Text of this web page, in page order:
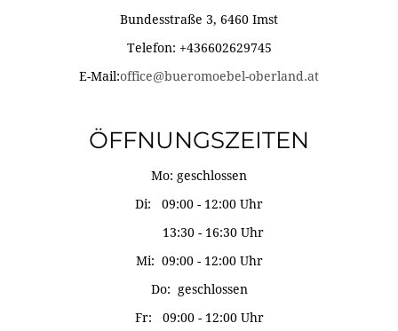
Bundesstraße 3, 6460 Imst
Telefon: +436602629745
E-Mail:office@bueromoebel-oberland.at
ÖFFNUNGSZEITEN
Mo: geschlossen
Di: 09:00 - 12:00 Uhr
13:30 - 16:30 Uhr
Mi: 09:00 - 12:00 Uhr
Do: geschlossen
Fr: 09:00 - 12:00 Uhr